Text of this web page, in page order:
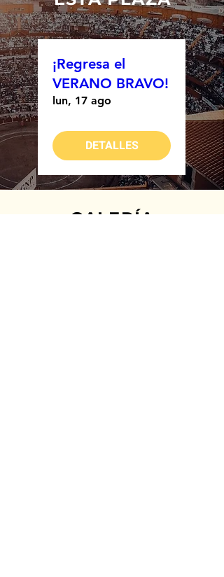
¡Regresa el
VERANO BRAVO!
lun, 17 ago
DETALLES
GALERÍA